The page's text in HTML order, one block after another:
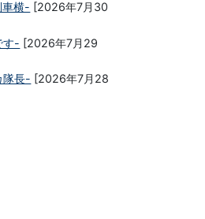
車横- [2026年7月30
す- [2026年7月29
隊長- [2026年7月28